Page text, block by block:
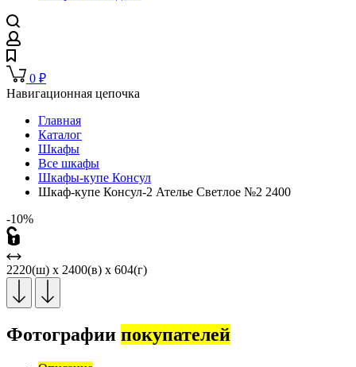
0 ₽
Навигационная цепочка
Главная
Каталог
Шкафы
Все шкафы
Шкафы-купе Консул
Шкаф-купе Консул-2 Ателье Светлое №2 2400
-10%
2220(ш) x 2400(в) x 604(г)
Фотографии покупателей